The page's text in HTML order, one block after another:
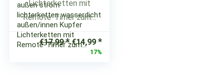
außen strom
lichterketten wasserdicht
außen/innen Kupfer
Lichterketten mit
Remote-Timer zum…
€17,99
Ursprünglicher
Preis
€14,99 Aktueller
Preis
17%